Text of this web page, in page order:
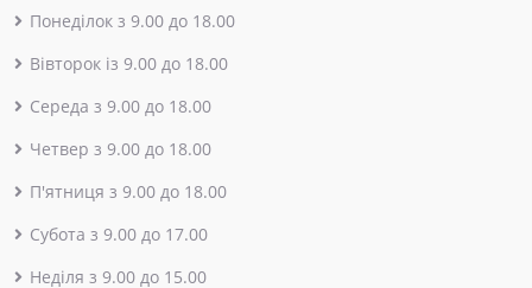
Понеділок з 9.00 до 18.00
Вівторок із 9.00 до 18.00
Середа з 9.00 до 18.00
Четвер з 9.00 до 18.00
П'ятниця з 9.00 до 18.00
Субота з 9.00 до 17.00
Неділя з 9.00 до 15.00